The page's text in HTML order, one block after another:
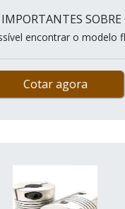
encontrar o modelo
Cotar agora